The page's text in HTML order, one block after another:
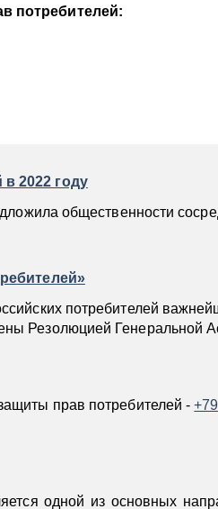
потребителей:
2022 году
общественности
потребителей
Резолюцией Генеральной
прав потребителей -
одной из основных